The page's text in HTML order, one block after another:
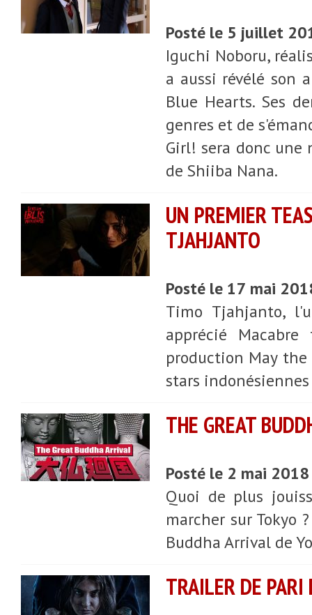
Posté le 5 juillet
Iguchi Noboru,
a aussi révélé son
Blue Hearts. Ses
genres et de
Girl! sera donc une
de Shiiba Nana.
UN PREMIER
TJAHJANTO
Posté le 17 mai
Timo Tjahjanto,
apprécié
production May the
stars indonésiennes
THE GREAT
Posté le 2 mai
Quoi de plus
marcher sur Tokyo
Buddha Arrival de
TRAILER DE PARI